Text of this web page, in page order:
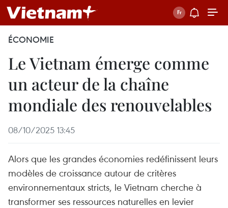
ÉCONOMIE
Le Vietnam émerge comme
un acteur de la chaîne
mondiale des renouvelables
08/10/2025 13:45
Alors que les grandes économies redéfinissent leurs
modèles de croissance autour de critères
environnementaux stricts, le Vietnam cherche à
transformer ses ressources naturelles en levier